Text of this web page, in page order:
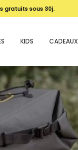
gratuits sous 30j.
KIDS CADEAUX